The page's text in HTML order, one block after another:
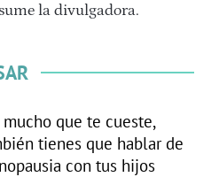
la divulgadora.
mucho que te cueste,
tienes que hablar de
con tus hijos